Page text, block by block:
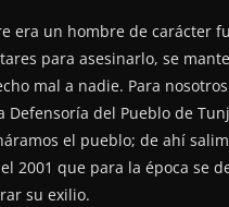
era un hombre de carácter
para asesinarlo, se
mal a nadie. Para
Defensoría del Pueblo de
el pueblo; de ahí
2001 que para la época se
su exilio.